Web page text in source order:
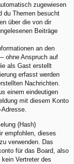
zugewiesen
du Themen besucht
über die von dir
Beiträge
an den
ohne Anspruch auf
als Gast erstellt
erfasst werden
Nachrichten.
einem eindeutigen
mit diesem Konto
(Hash)
empfohlen, dieses
verwenden. Das
für das Board, also
Vertreter des